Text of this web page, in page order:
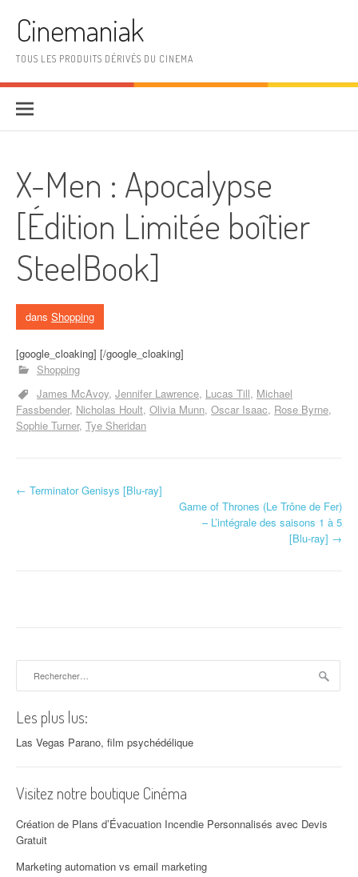
Cinemaniak
TOUS LES PRODUITS DÉRIVÉS DU CINEMA
X-Men : Apocalypse
[Édition Limitée boîtier
SteelBook]
dans Shopping
[google_cloaking] [/google_cloaking]
Shopping
James McAvoy Jennifer Lawrence Lucas Till Michael
Fassbender Nicholas Hoult Olivia Munn Oscar Isaac Rose Byrne
Sophie Turner Tye Sheridan
Navigation d'article
← Terminator Genisys [Blu-ray]
Game of Thrones (Le Trône de Fer)
– L’intégrale des saisons 1 à 5
[Blu-ray] →
Les plus lus:
Las Vegas Parano, film psychédélique
Visitez notre boutique Cinéma
Création de Plans d’Évacuation Incendie Personnalisés avec Devis
Gratuit
Marketing automation vs email marketing